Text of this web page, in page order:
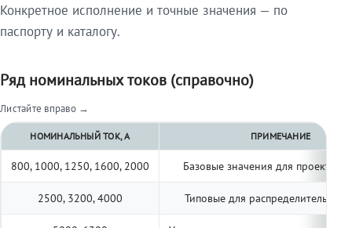
Конкретное исполнение и точные значения — по
паспорту и каталогу.
Ряд номинальных токов (справочно)
Листайте вправо →
НОМИНАЛЬНЫЙ ТОК, А ПРИМЕЧАНИЕ
800, 1000, 1250, 1600, 2000 Базовые значения для
2500, 3200, 4000 Типовые для распределительных